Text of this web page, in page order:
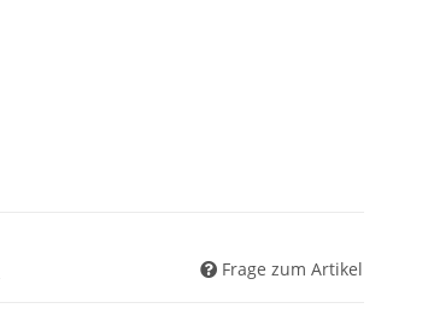
Frage zum Artikel